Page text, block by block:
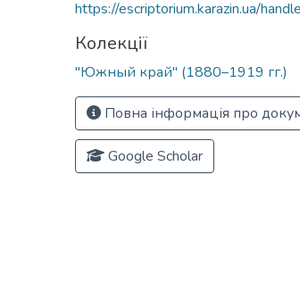
https://escriptorium.karazin.ua/
Колекції
"Южный край" (1880–1919 гг.)
Повна інформація про
Google Scholar